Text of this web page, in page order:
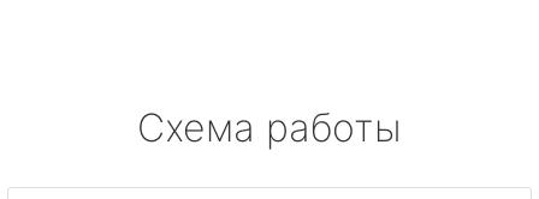
Схема работы